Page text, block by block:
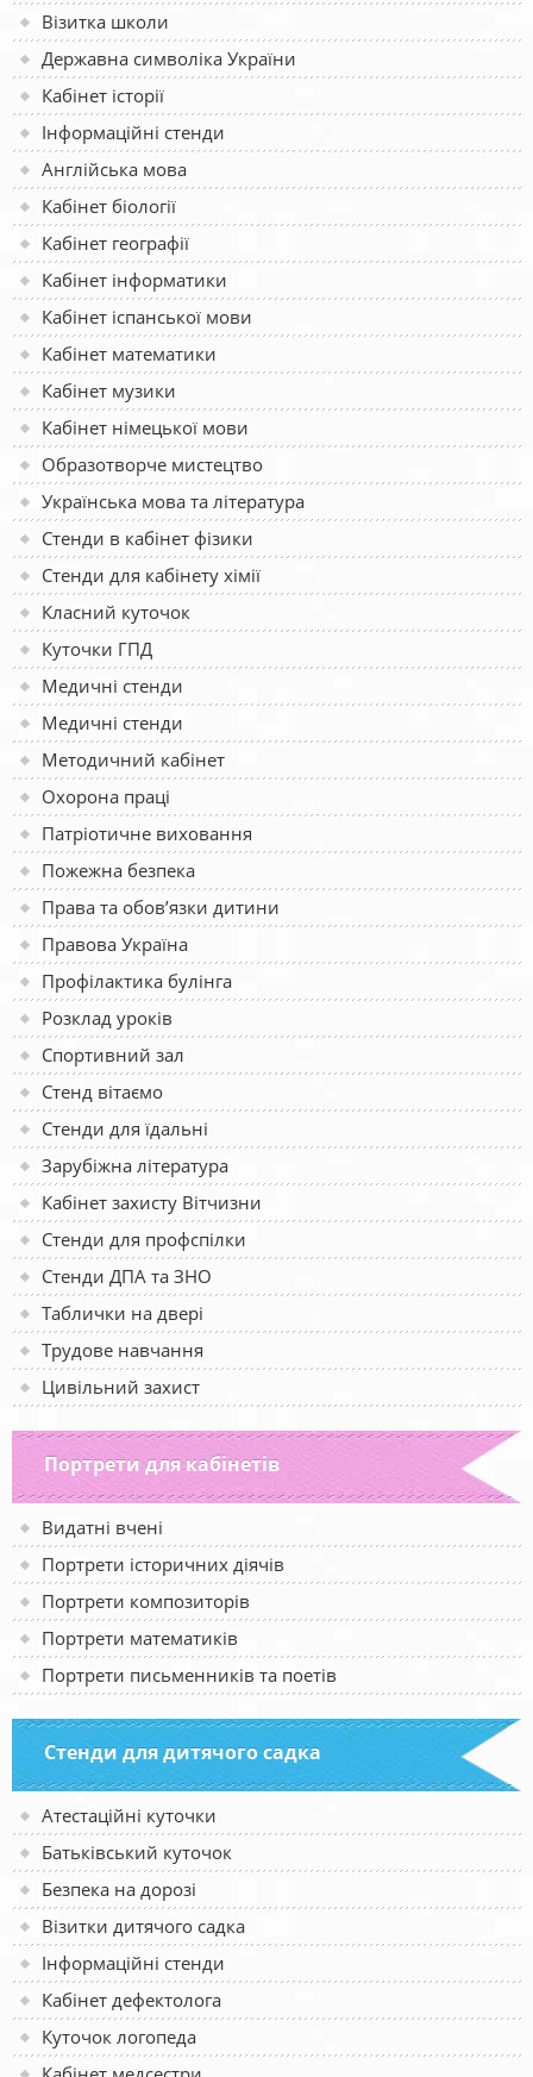
Візитка школи
Державна символіка України
Кабінет історії
Інформаційні стенди
Англійська мова
Кабінет біології
Кабінет географії
Кабінет інформатики
Кабінет іспанської мови
Кабінет математики
Кабінет музики
Кабінет німецької мови
Образотворче мистецтво
Українська мова та література
Стенди в кабінет фізики
Стенди для кабінету хімії
Класний куточок
Куточки ГПД
Медичні стенди
Медичні стенди
Методичний кабінет
Охорона праці
Патріотичне виховання
Пожежна безпека
Права та обов’язки дитини
Правова Україна
Профілактика булінга
Розклад уроків
Спортивний зал
Стенд вітаємо
Стенди для їдальні
Зарубіжна література
Кабінет захисту Вітчизни
Стенди для профспілки
Стенди ДПА та ЗНО
Таблички на двері
Трудове навчання
Цивільний захист
Портрети для кабінетів
Видатні вчені
Портрети історичних діячів
Портрети композиторів
Портрети математиків
Портрети письменників та поетів
Стенди для дитячого садка
Атестаційні куточки
Батьківський куточок
Безпека на дорозі
Візитки дитячого садка
Інформаційні стенди
Кабінет дефектолога
Куточок логопеда